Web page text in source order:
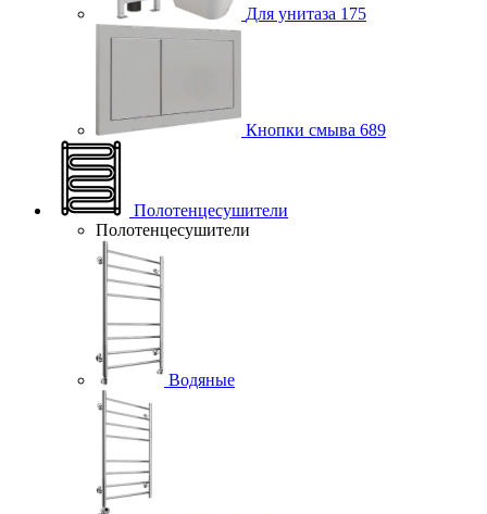
Для унитаза 175
Кнопки смыва 689
Полотенцесушители
Полотенцесушители
Водяные